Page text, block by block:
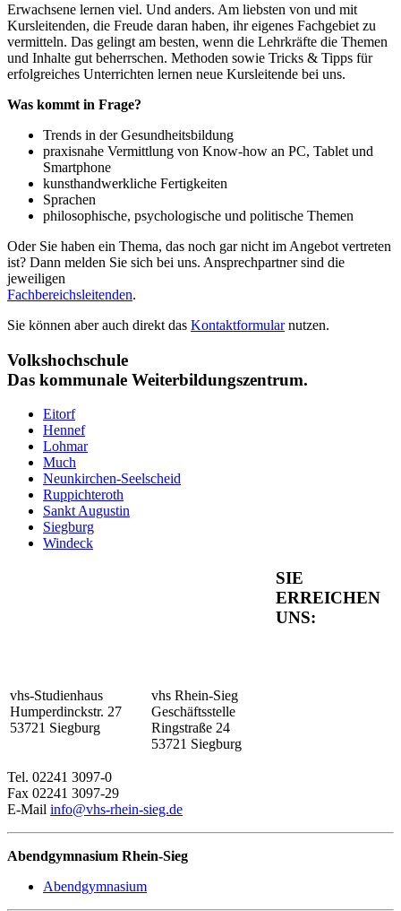
Erwachsene lernen viel. Und anders. Am liebsten von und mit
Kursleitenden, die Freude daran haben, ihr eigenes Fachgebiet zu
vermitteln. Das gelingt am besten, wenn die Lehrkräfte die Themen
und Inhalte gut beherrschen. Methoden sowie Tricks & Tipps für
erfolgreiches Unterrichten lernen neue Kursleitende bei uns.
Was kommt in Frage?
Trends in der Gesundheitsbildung
praxisnahe Vermittlung von Know-how an PC, Tablet und
Smartphone
kunsthandwerkliche Fertigkeiten
Sprachen
philosophische, psychologische und politische Themen
Oder Sie haben ein Thema, das noch gar nicht im Angebot vertreten
ist? Dann melden Sie sich bei uns. Ansprechpartner sind die
jeweiligen
Fachbereichsleitenden.
Sie können aber auch direkt das Kontaktformularnutzen.
Volkshochschule
Das kommunale Weiterbildungszentrum.
Eitorf
Hennef
Lohmar
Much
Neunkirchen-Seelscheid
Ruppichteroth
Sankt Augustin
Siegburg
Windeck
SIE
ERREICHEN
UNS:
vhs-Studienhaus
Humperdinckstr. 27
53721 Siegburg
vhs Rhein-Sieg
Geschäftsstelle
Ringstraße 24
53721 Siegburg
Tel. 02241 3097-0
Fax 02241 3097-29
E-Mail info@vhs-rhein-sieg.de
Abendgymnasium Rhein-Sieg
Abendgymnasium